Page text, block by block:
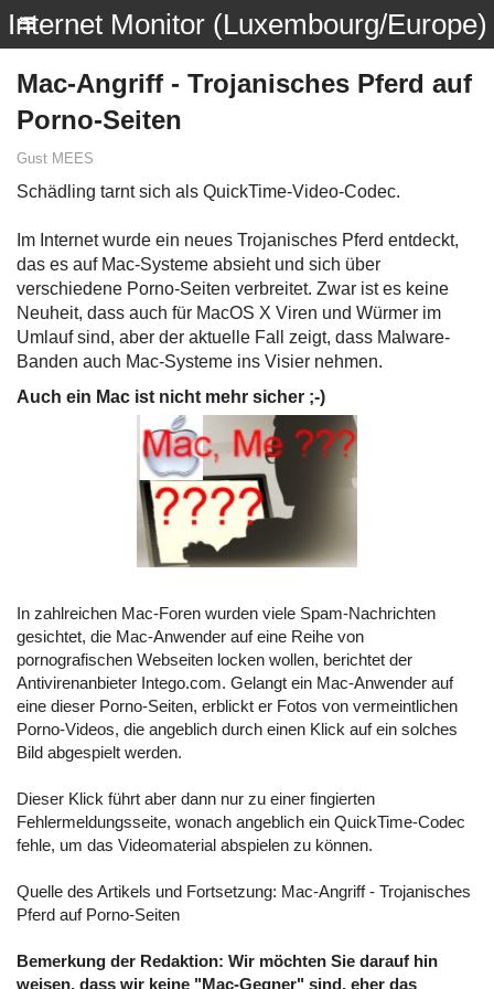
Internet Monitor (Luxembourg/Europe)
Mac-Angriff - Trojanisches Pferd auf
Porno-Seiten
Gust MEES
Schädling tarnt sich als QuickTime-Video-Codec.
Im Internet wurde ein neues Trojanisches Pferd entdeckt,
das es auf Mac-Systeme absieht und sich über
verschiedene Porno-Seiten verbreitet. Zwar ist es keine
Neuheit, dass auch für MacOS X Viren und Würmer im
Umlauf sind, aber der aktuelle Fall zeigt, dass Malware-
Banden auch Mac-Systeme ins Visier nehmen.
Auch ein Mac ist nicht mehr sicher ;-)
In zahlreichen Mac-Foren wurden viele Spam-Nachrichten
gesichtet, die Mac-Anwender auf eine Reihe von
pornografischen Webseiten locken wollen, berichtet der
Antivirenanbieter Intego.com. Gelangt ein Mac-Anwender auf
eine dieser Porno-Seiten, erblickt er Fotos von vermeintlichen
Porno-Videos, die angeblich durch einen Klick auf ein solches
Bild abgespielt werden.
Dieser Klick führt aber dann nur zu einer fingierten
Fehlermeldungsseite, wonach angeblich ein QuickTime-Codec
fehle, um das Videomaterial abspielen zu können.
Quelle des Artikels und Fortsetzung: Mac-Angriff - Trojanisches
Pferd auf Porno-Seiten
Bemerkung der Redaktion: Wir möchten Sie darauf hin
weisen, dass wir keine "Mac-Gegner" sind, eher das